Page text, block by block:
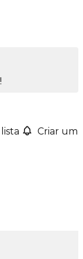
Criar um